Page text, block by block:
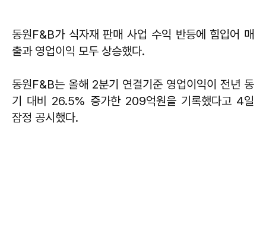
동원F&B가 식자재 판매 사업 수익 반등에 힘입어 매
출과 영업이익 모두 상승했다.
동원F&B는 올해 2분기 연결기준 영업이익이 전년 동
기 대비 26.5% 증가한 209억원을 기록했다고 4일
잠정 공시했다.